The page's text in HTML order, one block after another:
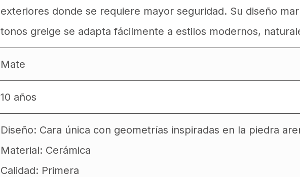
exteriores donde se requiere mayor seguridad. Su diseño
tonos greige se adapta fácilmente a estilos modernos,
Mate
10 años
Diseño: Cara única con geometrías inspiradas en la piedra
Material: Cerámica
Calidad: Primera